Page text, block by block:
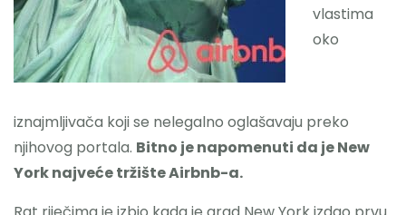
vlastima
oko
iznajmljivača koji se nelegalno oglašavaju preko
njihovog portala. Bitno je napomenuti da je New
York najveće tržište Airbnb-a.